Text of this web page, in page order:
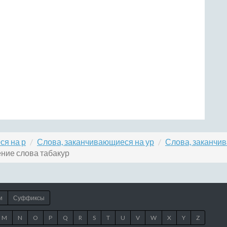
на р Слова, заканчивающиеся на ур
Слова,
слова табакур
Суффиксы
M N O P Q R S T U V W X Y Z